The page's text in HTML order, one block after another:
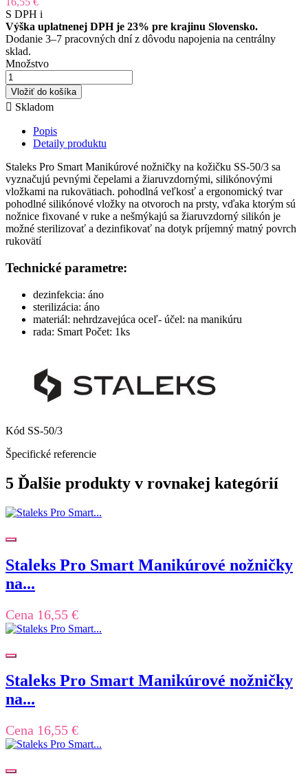
S DPH i
Výška uplatnenej DPH je 23% pre krajinu Slovensko.
Dodanie 3–7 pracovných dní z dôvodu napojenia na centrálny
sklad.
Množstvo
Vložiť do košíka
 Skladom
Popis
Detaily produktu
Staleks Pro Smart Manikúrové nožničky na kožičku SS-50/3 sa
vyznačujú pevnými čepelami a žiaruvzdornými, silikónovými
vložkami na rukovätiach. pohodlná veľkosť a ergonomický tvar
pohodlné silikónové vložky na otvoroch na prsty, vďaka ktorým sú
nožnice fixované v ruke a nešmýkajú sa žiaruvzdorný silikón je
možné sterilizovať a dezinfikovať na dotyk príjemný matný povrch
rukovätí
Technické parametre:
dezinfekcia: áno
sterilizácia: áno
materiál: nehrdzavejúca oceľ- účel: na manikúru
rada: Smart Počet: 1ks
Kód SS-50/3
Špecifické referencie
5 Ďalšie produkty v rovnakej kategórií
Staleks Pro Smart Manikúrové nožničky
na...
Cena 16,55 €
Staleks Pro Smart Manikúrové nožničky
na...
Cena 16,55 €